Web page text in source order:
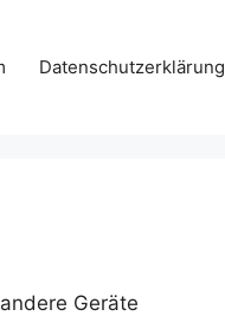
Datenschutzerklärung
Geräte